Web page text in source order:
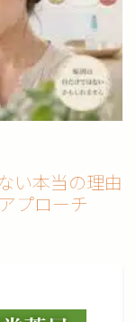
い本当の理由
プローチ